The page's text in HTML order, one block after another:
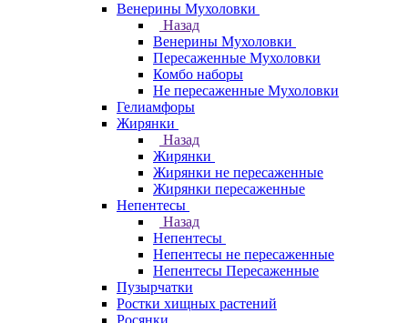
Венерины Мухоловки
Назад
Венерины Мухоловки
Пересаженные Мухоловки
Комбо наборы
Не пересаженные Мухоловки
Гелиамфоры
Жирянки
Назад
Жирянки
Жирянки не пересаженные
Жирянки пересаженные
Непентесы
Назад
Непентесы
Непентесы не пересаженные
Непентесы Пересаженные
Пузырчатки
Ростки хищных растений
Росянки